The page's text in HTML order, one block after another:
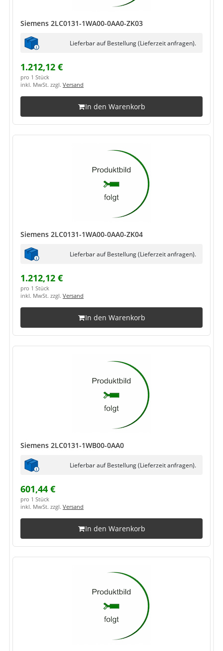
Siemens 2LC0131-1WA00-0AA0-ZK03
Lieferbar auf Bestellung (Lieferzeit anfragen).
1.212,12 €
pro 1 Stück
inkl. MwSt. zzgl. Versand
In den Warenkorb
Siemens 2LC0131-1WA00-0AA0-ZK04
Lieferbar auf Bestellung (Lieferzeit anfragen).
1.212,12 €
pro 1 Stück
inkl. MwSt. zzgl. Versand
In den Warenkorb
Siemens 2LC0131-1WB00-0AA0
Lieferbar auf Bestellung (Lieferzeit anfragen).
601,44 €
pro 1 Stück
inkl. MwSt. zzgl. Versand
In den Warenkorb